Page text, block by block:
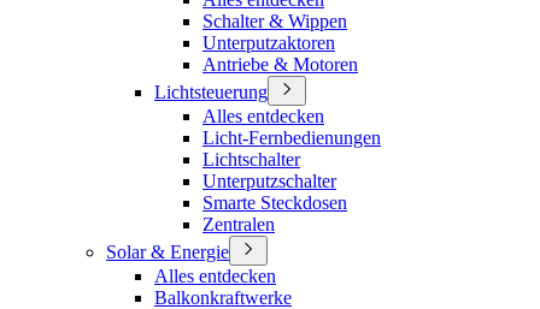
Schalter & Wippen
Unterputzaktoren
Antriebe & Motoren
Lichtsteuerung
Alles entdecken
Licht-Fernbedienungen
Lichtschalter
Unterputzschalter
Smarte Steckdosen
Zentralen
Solar & Energie
Alles entdecken
Balkonkraftwerke